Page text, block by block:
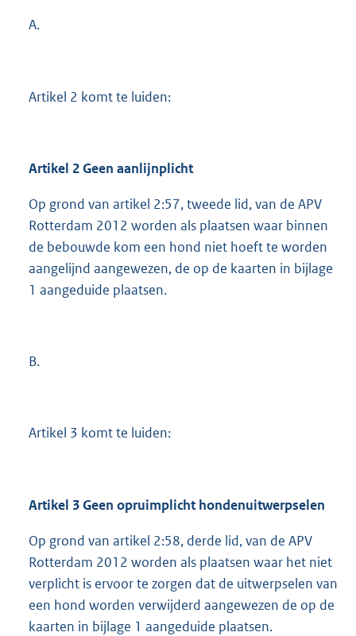
A.
Artikel 2 komt te luiden:
Artikel 2 Geen aanlijnplicht
Op grond van artikel 2:57, tweede lid, van de APV
Rotterdam 2012 worden als plaatsen waar binnen
de bebouwde kom een hond niet hoeft te worden
aangelijnd aangewezen, de op de kaarten in bijlage
1 aangeduide plaatsen.
B.
Artikel 3 komt te luiden:
Artikel 3 Geen opruimplicht hondenuitwerpselen
Op grond van artikel 2:58, derde lid, van de APV
Rotterdam 2012 worden als plaatsen waar het niet
verplicht is ervoor te zorgen dat de uitwerpselen van
een hond worden verwijderd aangewezen de op de
kaarten in bijlage 1 aangeduide plaatsen.